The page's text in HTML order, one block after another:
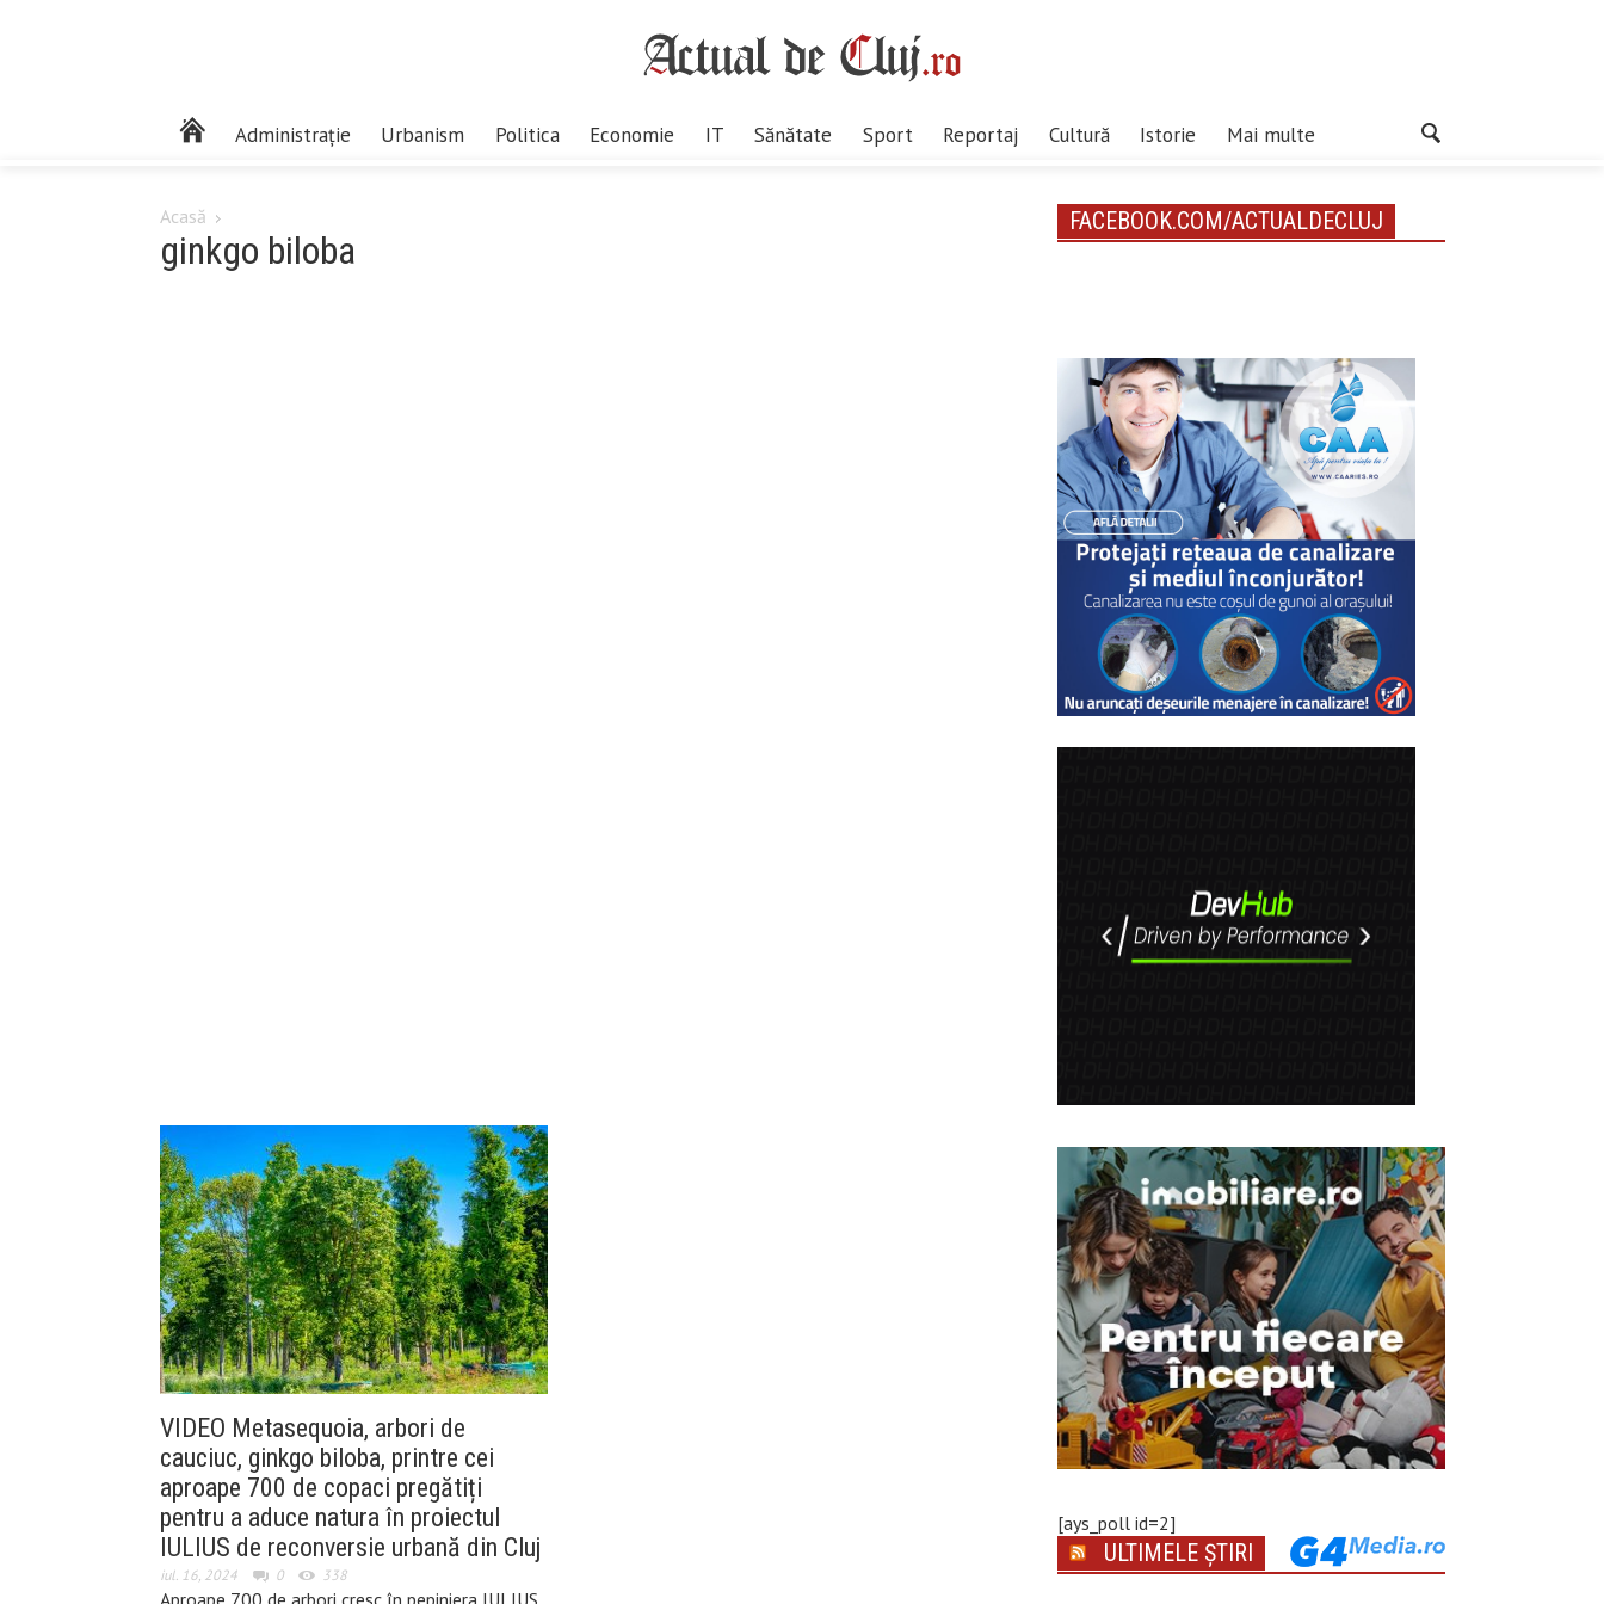
Administrație Urbanism Politica Economie IT Sănătate Sport Reportaj Cultură Istorie Mai multe
Acasă
ginkgo biloba
VIDEO Metasequoia, arbori de
cauciuc, ginkgo biloba, printre cei
aproape 700 de copaci pregătiți
pentru a aduce natura în proiectul
IULIUS de reconversie urbană din Cluj
iul. 16, 2024 0 338
Aproape 700 de arbori cresc în pepiniera IULIUS,
FACEBOOK.COM/ACTUALDECLUJ
[ays_poll id=2]
ULTIMELE ȘTIRI